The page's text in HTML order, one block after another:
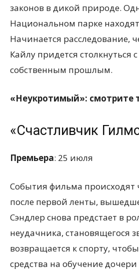
законов в дикой природе.
Национальном парке
Начинается расследование,
Кайлу придется столкнуться
собственным прошлым.
«Неукротимый»: смотрите
«Счастливчик
Премьера: 25 июля
События фильма происходят
после первой ленты,
Сэндлер снова предстает в
неудачника, становящегося
возвращается к спорту,
средства на обучение